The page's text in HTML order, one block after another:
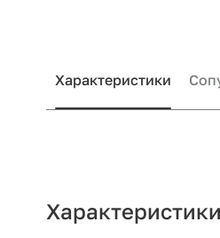
Характеристики
Характеристики